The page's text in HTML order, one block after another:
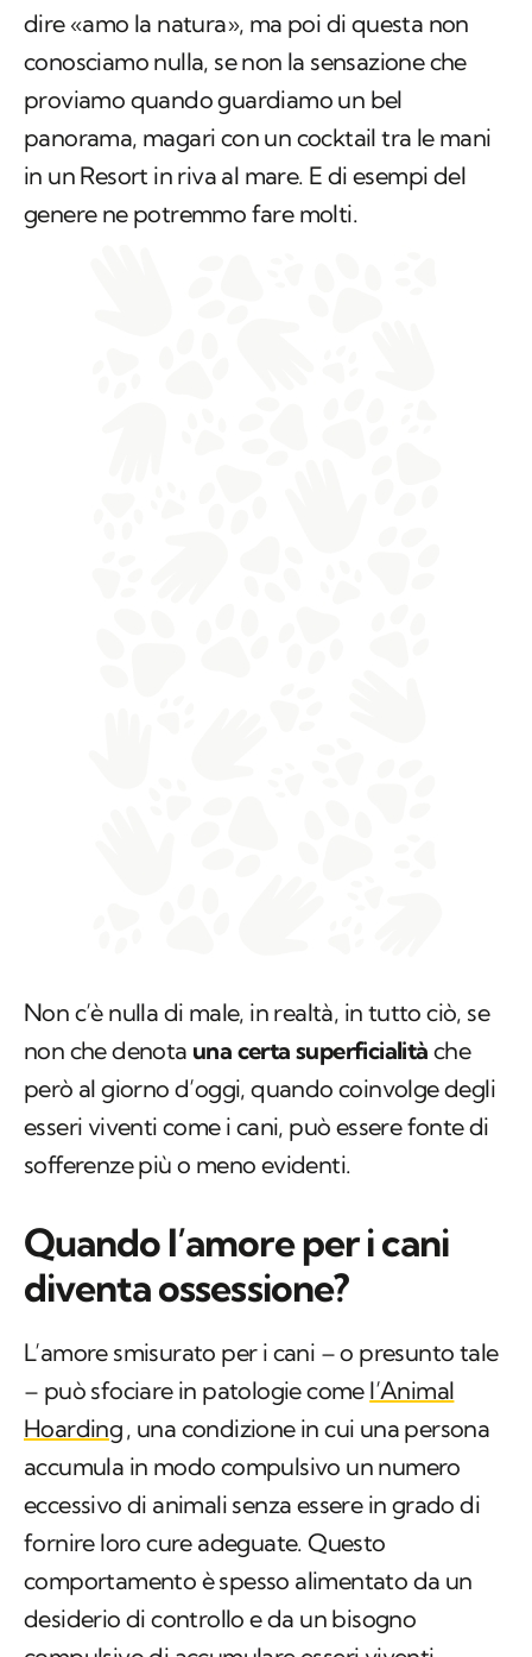
panorama, magari con un cocktail tra le mani
in un Resort in riva al mare. E di esempi del
genere ne potremmo fare molti.
esseri viventi come i cani, può essere fonte di
sofferenze più o meno evidenti.
Quando l’amore per i cani
diventa ossessione?
L’amore smisurato per i cani – o presunto tale
– può sfociare in patologie come
accumula in modo compulsivo un numero
eccessivo di animali senza essere in grado di
fornire loro cure adeguate. Questo
comportamento è spesso alimentato da un
desiderio di controllo e da un bisogno
compulsivo di accumulare esseri viventi.
L’Animal Hoardingpuò derivare da molti